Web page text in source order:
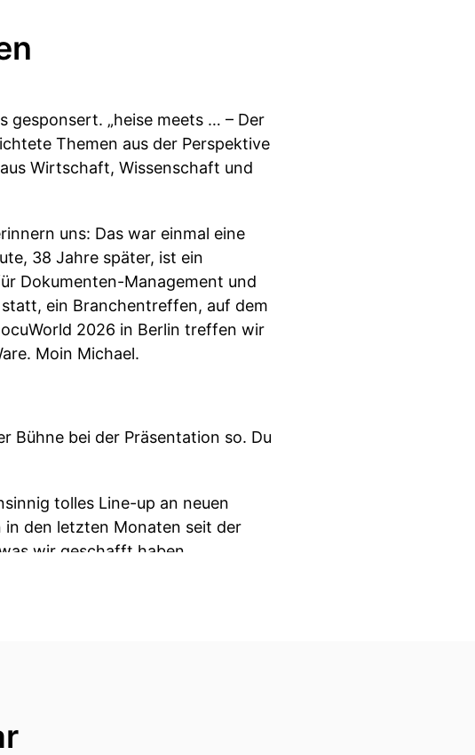
gesponsert. „heise meets … – Der
Themen aus der Perspektive
Wirtschaft, Wissenschaft und
uns: Das war einmal eine
38 Jahre später, ist ein
Dokumenten-Management und
ein Branchentreffen, auf dem
2026 in Berlin treffen wir
Moin Michael.
Bühne bei der Präsentation so. Du
tolles Line-up an neuen
in den letzten Monaten seit der
wir geschafft haben.
und beim Format, sondern auch